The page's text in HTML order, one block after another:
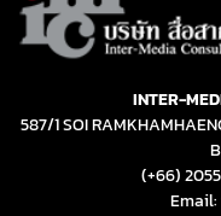
INTER-
587/1 SOI
(+66)